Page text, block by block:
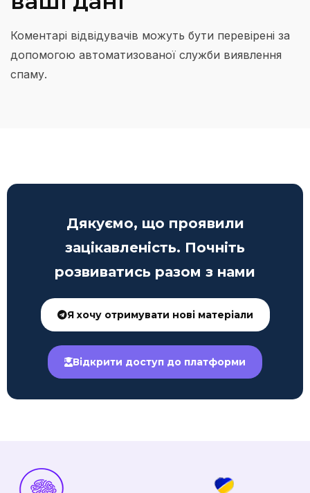
Коментарі відвідувачів можуть бути перевірені за
допомогою автоматизованої служби виявлення
спаму.
Дякуємо, що проявили
зацікавленість. Почніть
розвиватись разом з нами
Я хочу отримувати нові матеріали
Відкрити доступ до платформи